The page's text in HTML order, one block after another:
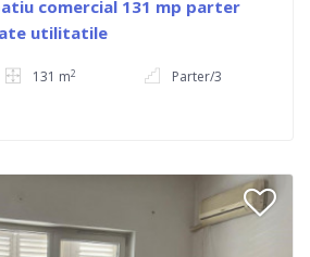
comercial 131 mp parter
utilitatile
131 m2 Parter/3